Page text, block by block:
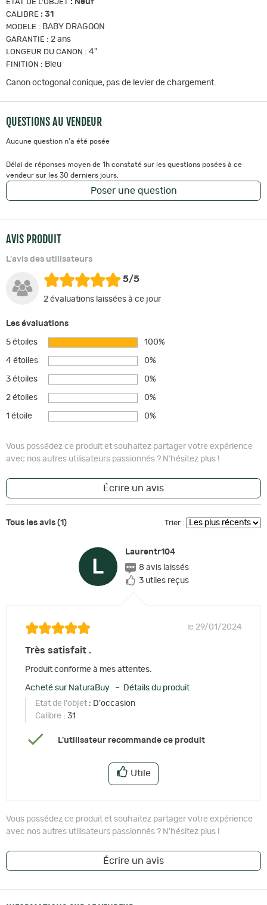
ETAT DE L'OBJET
CALIBRE : 31
MODELE : BABY DRAGOON
GARANTIE : 2 ans
LONGEUR DU CANON : 4"
FINITION : Bleu
Canon octogonal conique, pas de levier de chargement.
QUESTIONS AU VENDEUR
Aucune question n'a été posée
Délai de réponses moyen de 1h constaté sur les questions posées à ce
vendeur sur les 30 derniers jours.
Poser une question
AVIS PRODUIT
L'avis des utilisateurs
5/5
2 évaluations laissées à ce jour
Les évaluations
5 étoiles 100%
4 étoiles 0%
3 étoiles 0%
2 étoiles 0%
1 étoile 0%
Vous possédez ce produit et souhaitez partager votre expérience
avec nos autres utilisateurs passionnés ? N'hésitez plus !
Écrire un avis
Tous les avis (1) Trier :
L
Laurentr104
8 avis laissés
3 utiles reçus
le 29/01/2024
Très satisfait .
Produit conforme à mes attentes.
Acheté sur NaturaBuy – Détails du produit
Etat de l'objet : D'occasion
Calibre : 31
L'utilisateur recommande ce produit
Utile
Vous possédez ce produit et souhaitez partager votre expérience
avec nos autres utilisateurs passionnés ? N'hésitez plus !
Écrire un avis